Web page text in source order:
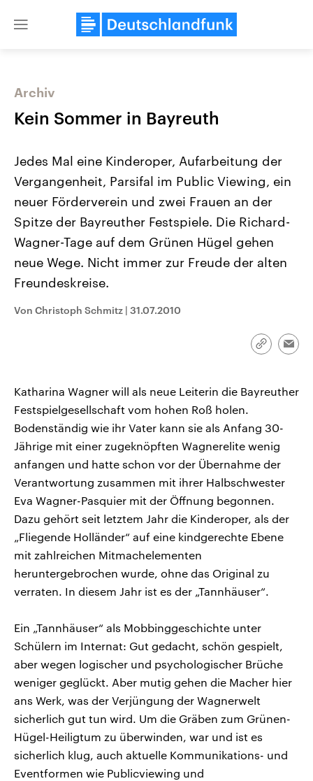
Close
Landtagswahl Sachsen-Anhalt
Alle Informationen
Sachsen-Anhalt wählt am 6.
September 2026 einen neuen
Bundesland von einer Koalition aus
USA
Aktuelle Beiträge,
Hintergründe
Audio-Archiv
Archiv
Kein Sommer in Bayreuth
Jedes Mal eine Kinderoper, Aufarbeitung der
Vergangenheit, Parsifal im Public Viewing, ein
neuer Förderverein und zwei Frauen an der
Spitze der Bayreuther Festspiele. Die Richard-
Wagner-Tage auf dem Grünen Hügel gehen
neue Wege. Nicht immer zur Freude der alten
Freundeskreise.
Von Christoph Schmitz | 31.07.2010
Link
Katharina Wagner will als neue Leiterin die Bayreuther
Festspielgesellschaft vom hohen Roß holen.
Bodenständig wie ihr Vater kann sie als Anfang 30-
Jährige mit einer zugeknöpften Wagnerelite wenig
anfangen und hatte schon vor der Übernahme der
Verantwortung zusammen mit ihrer Halbschwester
Eva Wagner-Pasquier mit der Öffnung begonnen.
Dazu gehört seit letztem Jahr die Kinderoper, als der
„Fliegende Holländer“ auf eine kindgerechte Ebene
mit zahlreichen Mitmachelementen
heruntergebrochen wurde, ohne das Original zu
verraten. In diesem Jahr ist es der „Tannhäuser“.
Ein „Tannhäuser“ als Mobbinggeschichte unter
Schülern im Internat: Gut gedacht, schön gespielt,
aber wegen logischer und psychologischer Brüche
weniger geglückt. Aber mutig gehen die Macher hier
ans Werk, was der Verjüngung der Wagnerwelt
sicherlich gut tun wird. Um die Gräben zum Grünen-
Hügel-Heiligtum zu überwinden, war und ist es
sicherlich klug, auch aktuelle Kommunikations- und
Eventformen wie Publicviewing und